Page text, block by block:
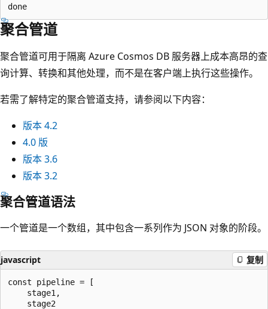
聚合管道
聚合管道可用于隔离 Azure Cosmos DB 服务器上成本高昂的查
询计算、转换和其他处理，而不是在客户端上执行这些操作。
若需了解特定的聚合管道支持，请参阅以下内容：
版本 4.2
4.0 版
版本 3.6
版本 3.2
聚合管道语法
一个管道是一个数组，其中包含一系列作为 JSON 对象的阶段。
javascript 复制
const pipeline = [
    stage1,
    stage2